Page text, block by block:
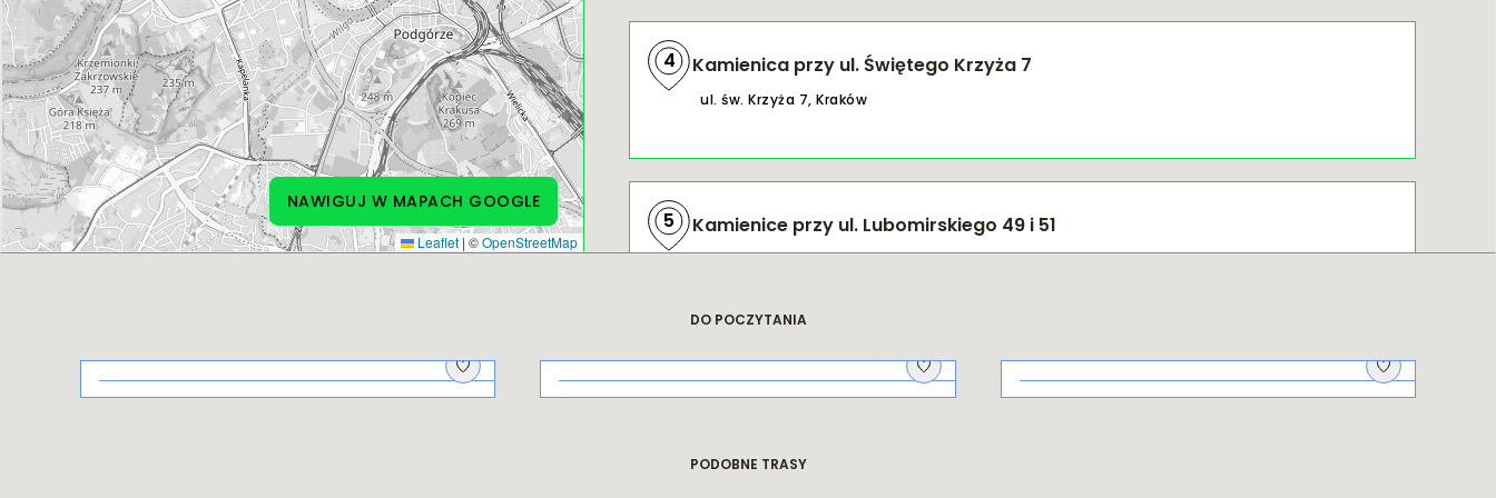
Leaflet | ©OpenStreetMap
NAWIGUJ W MAPACH GOOGLE
4 Kamienica przy ul. Świętego Krzyża 7
ul. św. Krzyża 7, Kraków
5 Kamienice przy ul. Lubomirskiego 49 i 51
ul. Lubomirskiego 49 i 51, Kraków
6 Pałac Mańkowskich
DO POCZYTANIA
PODOBNE TRASY